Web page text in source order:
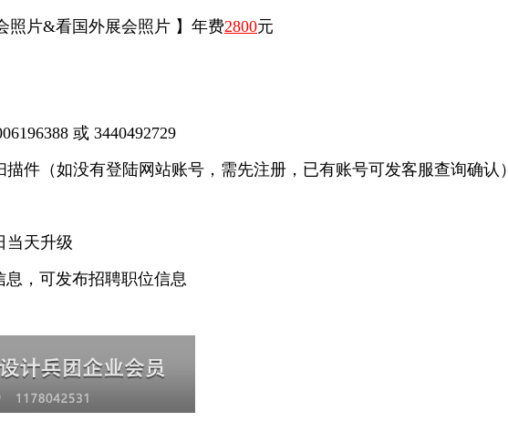
照片&看国外展会照片 】年费2800元
或 3440492729
件（如没有登陆网站账号，需先注册，已有账号可发客服查询确认）
当天升级
，可发布招聘职位信息